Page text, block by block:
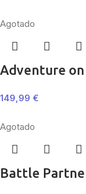
Agotado
Adventure on
149,99 €
Agotado
Battle